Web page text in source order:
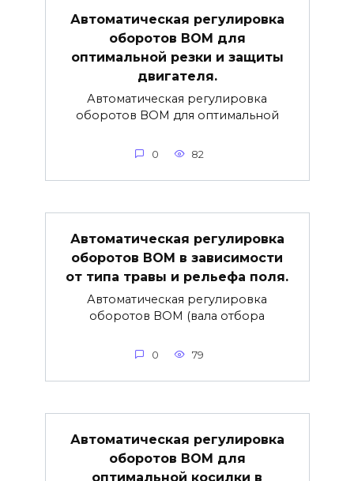
Автоматическая регулировка
оборотов ВОМ для
оптимальной резки и защиты
двигателя.
Автоматическая регулировка
оборотов ВОМ для оптимальной
0 82
Автоматическая регулировка
оборотов ВОМ в зависимости
от типа травы и рельефа поля.
Автоматическая регулировка
оборотов ВОМ (вала отбора
0 79
Автоматическая регулировка
оборотов ВОМ для
оптимальной косилки в